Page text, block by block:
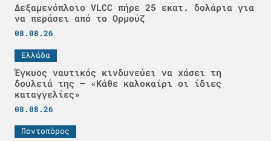
Δεξαμενόπλοιο VLCC πήρε 25 εκατ. δολάρια για
να περάσει από το Ορμούζ
08.08.26
Ελλάδα
Έγκυος ναυτικός κινδυνεύει να χάσει τη
δουλειά της – «Κάθε καλοκαίρι οι ίδιες
καταγγελίες»
08.08.26
Ποντοπόρος